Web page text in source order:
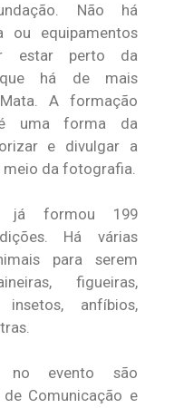
Não há
ou equipamentos
estar perto da
há de mais
A formação
uma forma da
e divulgar a
meio da fotografia.
já formou 199
Há várias
para serem
figueiras,
insetos, anfíbios,
no evento são
Comunicação e